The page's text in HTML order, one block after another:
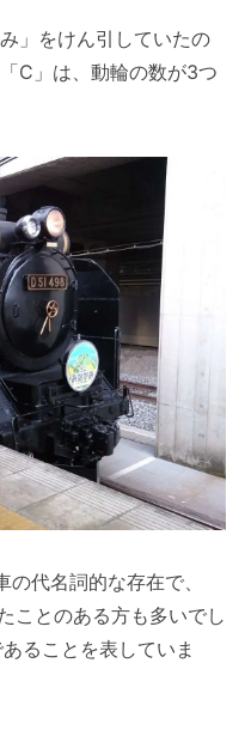
」をけん引していたの
C」は、動輪の数が3つ
代名詞的な存在で、
ことのある方も多いでし
ることを表していま